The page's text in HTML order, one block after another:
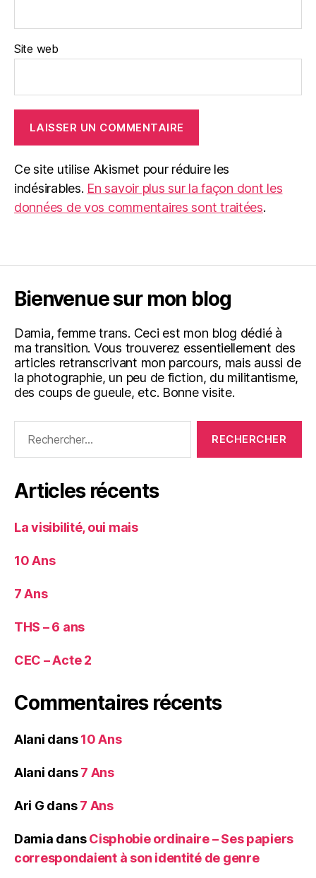
Site web
Ce site utilise Akismet pour réduire les
indésirables. En savoir plus sur la façon dont les
données de vos commentaires sont traitées.
Bienvenue sur mon blog
Damia, femme trans. Ceci est mon blog dédié à
ma transition. Vous trouverez essentiellement des
articles retranscrivant mon parcours, mais aussi de
la photographie, un peu de fiction, du militantisme,
des coups de gueule, etc. Bonne visite.
Articles récents
La visibilité, oui mais
10 Ans
7 Ans
THS – 6 ans
CEC – Acte 2
Commentaires récents
Alani dans10 Ans
Alani dans7 Ans
Ari G dans7 Ans
Damia dansCisphobie ordinaire – Ses papiers
correspondaient à son identité de genre